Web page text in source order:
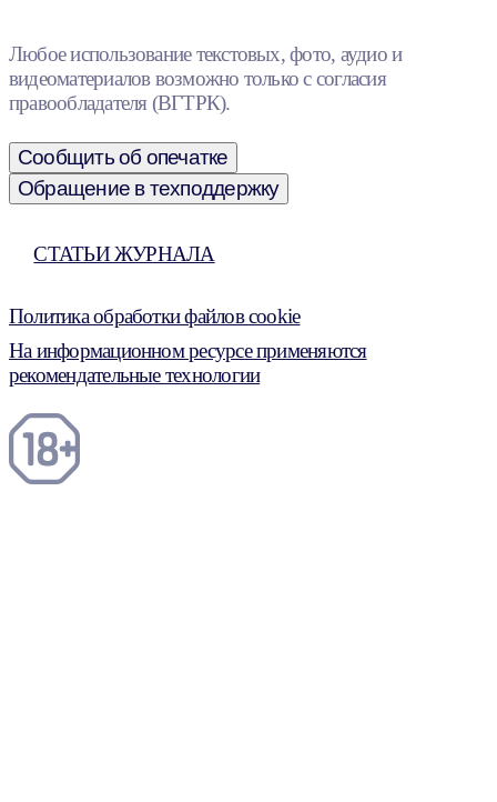
Любое использование текстовых, фото, аудио и
видеоматериалов возможно только с согласия
правообладателя (ВГТРК).
Сообщить об опечатке
Обращение в техподдержку
СТАТЬИ ЖУРНАЛА
Политика обработки файлов cookie
На информационном ресурсе применяются
рекомендательные технологии